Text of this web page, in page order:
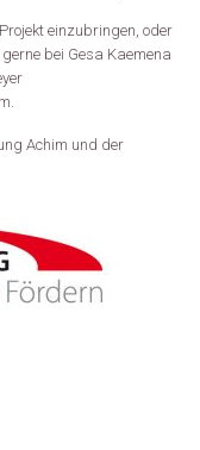
einzubringen, oder
bei Gesa Kaemena
Achim und der